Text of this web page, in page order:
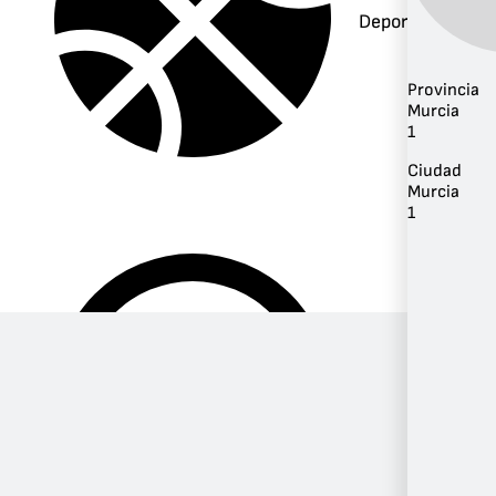
Deportes
Provincia
Murcia
1
Ciudad
Murcia
1